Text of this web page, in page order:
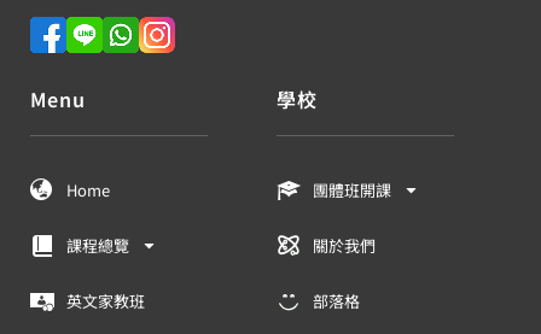
Menu
Home
課程總覽
英文家教班
學校
團體班開課
關於我們
部落格